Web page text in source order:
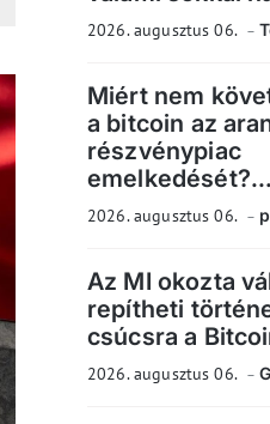
2026. augusztus 06.
Miért nem
a bitcoin az
részvénypiac
emelkedését?...
2026. augusztus 06.
Az MI okozta
repítheti
csúcsra a
2026. augusztus 06.